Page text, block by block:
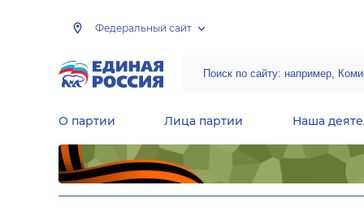
Федеральный сайт
О партии Лица партии Наша